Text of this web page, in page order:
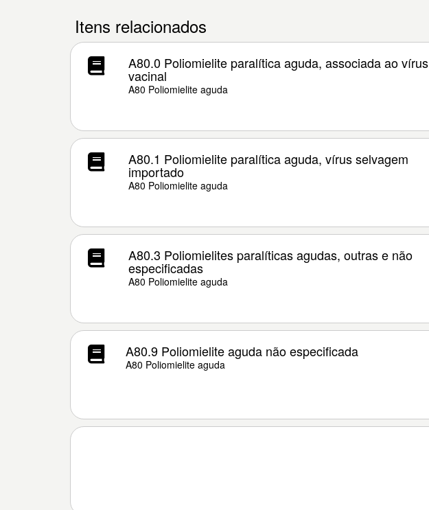
Itens relacionados
A80.0 Poliomielite paralítica aguda, associada ao vírus
vacinal
A80 Poliomielite aguda
A80.1 Poliomielite paralítica aguda, vírus selvagem
importado
A80 Poliomielite aguda
A80.3 Poliomielites paralíticas agudas, outras e não
especificadas
A80 Poliomielite aguda
A80.9 Poliomielite aguda não especificada
A80 Poliomielite aguda